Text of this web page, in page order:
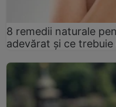
8 remedii naturale
adevărat și ce